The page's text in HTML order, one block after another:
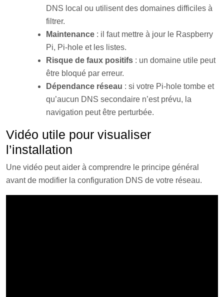
DNS local ou utilisent des domaines difficiles à
filtrer.
Maintenance : il faut mettre à jour le Raspberry
Pi, Pi-hole et les listes.
Risque de faux positifs : un domaine utile peut
être bloqué par erreur.
Dépendance réseau : si votre Pi-hole tombe et
qu’aucun DNS secondaire n’est prévu, la
navigation peut être perturbée.
Vidéo utile pour visualiser
l’installation
Une vidéo peut aider à comprendre le principe général
avant de modifier la configuration DNS de votre réseau.